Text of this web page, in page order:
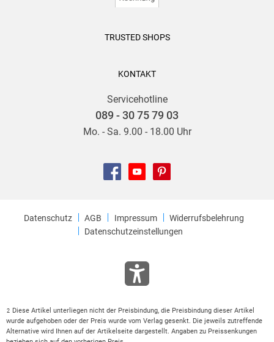
TRUSTED SHOPS
KONTAKT
Servicehotline
089 - 30 75 79 03
Mo. - Sa. 9.00 - 18.00 Uhr
Datenschutz AGB Impressum
Widerrufsbelehrung
Datenschutzeinstellungen
2
Diese Artikel unterliegen nicht der Preisbindung, die Preisbindung dieser Artikel
wurde aufgehoben oder der Preis wurde vom Verlag gesenkt. Die jeweils zutreffende
Alternative wird Ihnen auf der Artikelseite dargestellt. Angaben zu Preissenkungen